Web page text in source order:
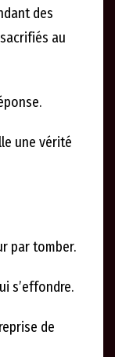
des
au
une vérité
par tomber.
s’effondre.
de